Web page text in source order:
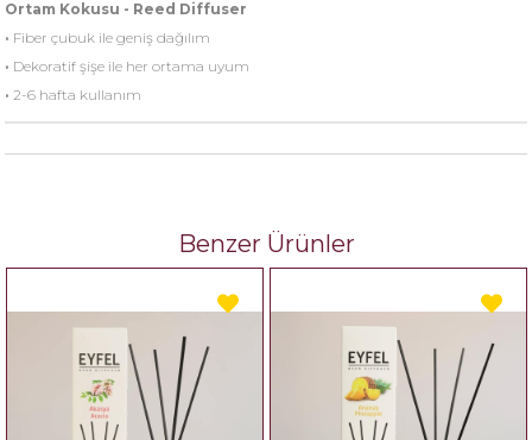
Ortam Kokusu - Reed Diffuser
· Fiber çubuk ile geniş dağılım
· Dekoratif şişe ile her ortama uyum
· 2-6 hafta kullanım
Benzer Ürünler